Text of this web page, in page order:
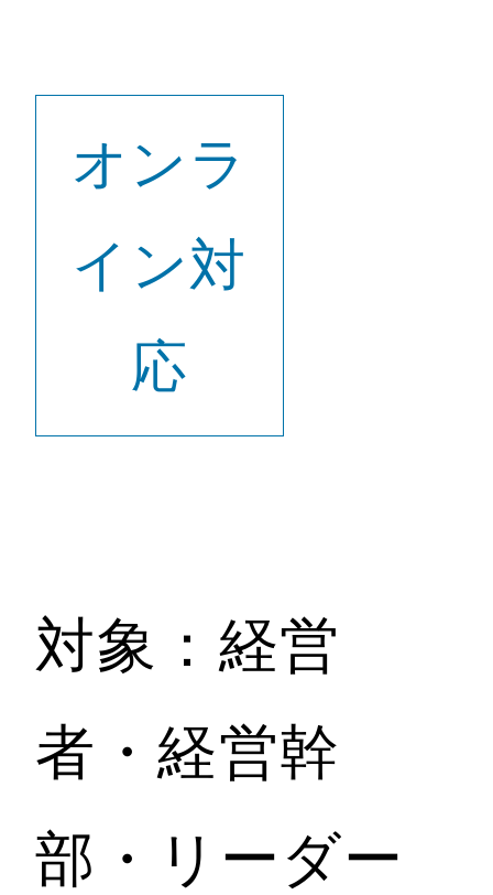
オンラ
イン対
応
対象：経営
者・経営幹
部・リーダー